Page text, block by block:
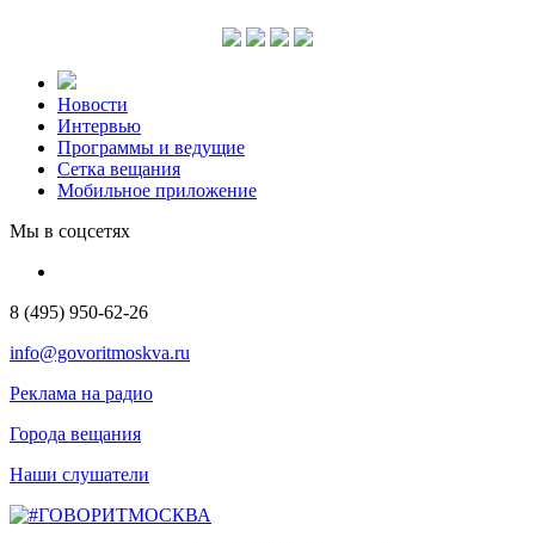
Новости
Интервью
Программы и ведущие
Сетка вещания
Мобильное приложение
Мы в соцсетях
8 (495) 950-62-26
info@govoritmoskva.ru
Реклама на радио
Города вещания
Наши слушатели